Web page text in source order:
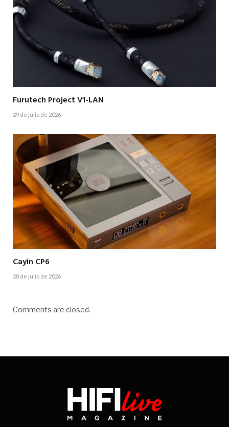
Furutech Project V1-LAN
29 de julio de 2026
Cayin CP6
28 de julio de 2026
Comments are closed.